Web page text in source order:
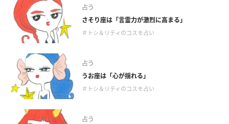
占う
さそり座は「言霊力が激烈に高まる」
＃トシ＆リティのコスモ占い
占う
うお座は「心が揺れる」
＃トシ＆リティのコスモ占い
占う